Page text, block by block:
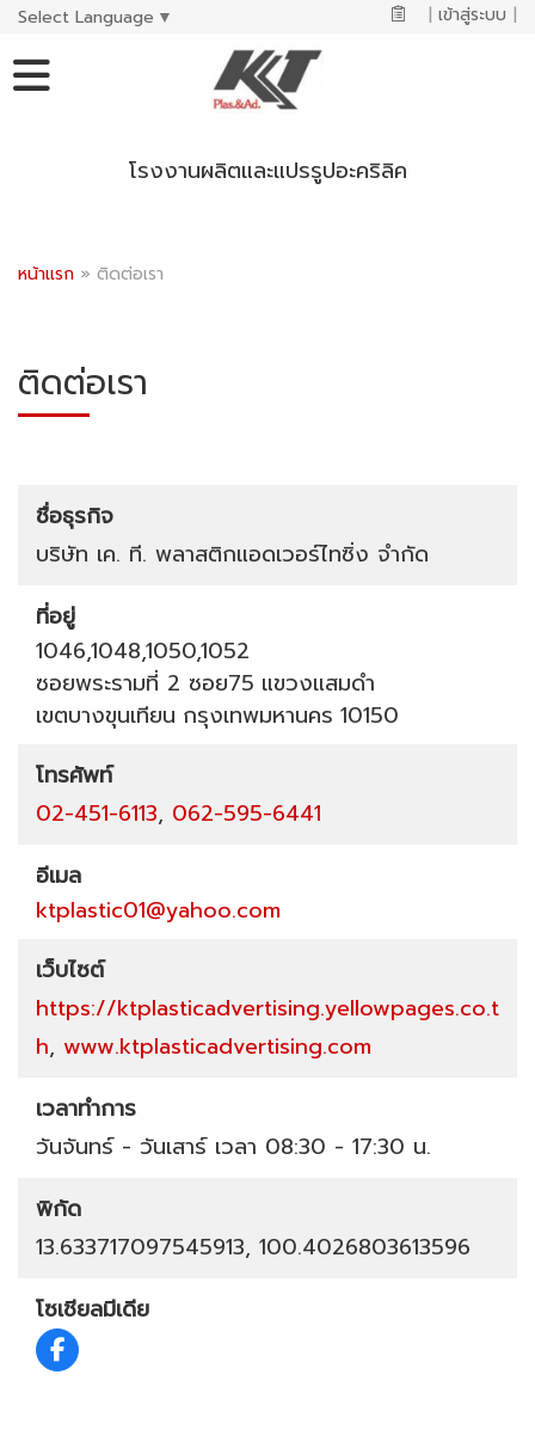
Select Language ▼ | เข้าสู่ระบบ |
โรงงานผลิตและแปรรูปอะคริลิค
หน้าแรก » ติดต่อเรา
ติดต่อเรา
ชื่อธุรกิจ
บริษัท เค. ที. พลาสติกแอดเวอร์ไทซิ่ง จำกัด
ที่อยู่
1046,1048,1050,1052
ซอยพระรามที่ 2 ซอย75 แขวงแสมดำ
เขตบางขุนเทียน กรุงเทพมหานคร 10150
โทรศัพท์
02-451-6113, 062-595-6441
อีเมล
ktplastic01@yahoo.com
เว็บไซต์
https://ktplasticadvertising.yellowpages.co.t
h, www.ktplasticadvertising.com
เวลาทำการ
วันจันทร์ - วันเสาร์ เวลา 08:30 - 17:30 น.
พิกัด
13.633717097545913, 100.4026803613596
โซเชียลมีเดีย